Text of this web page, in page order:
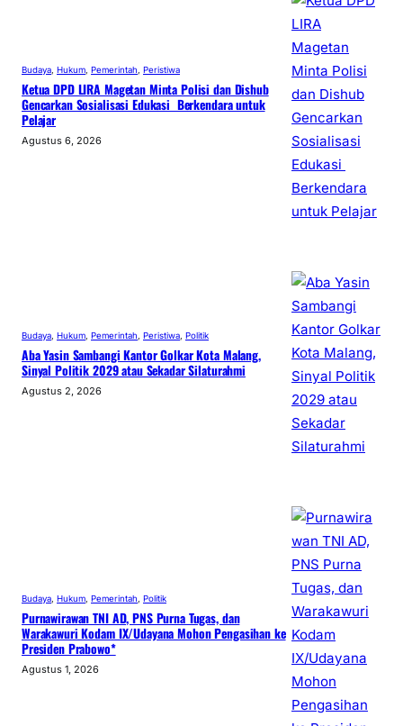
Budaya Hukum Pemerintah Peristiwa
Ketua DPD LIRA Magetan Minta Polisi dan Dishub
Gencarkan Sosialisasi Edukasi Berkendara untuk
Pelajar
Agustus 6, 2026
Budaya Hukum Pemerintah Peristiwa Politik
Aba Yasin Sambangi Kantor Golkar Kota Malang,
Sinyal Politik 2029 atau Sekadar Silaturahmi
Agustus 2, 2026
Budaya Hukum Pemerintah Politik
Purnawirawan TNI AD, PNS Purna Tugas, dan
Warakawuri Kodam IX/Udayana Mohon Pengasihan ke
Presiden Prabowo*
Agustus 1, 2026